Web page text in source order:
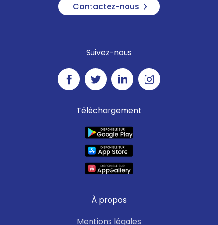
Contactez-nous
Suivez-nous
Téléchargement
À propos
Mentions légales